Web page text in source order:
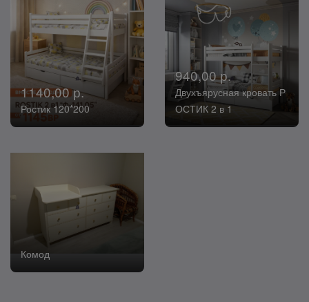
1140,00 р.
Ростик 120*200
940,00 р.
Двухъярусная кровать Р
ОСТИК 2 в 1
Комод